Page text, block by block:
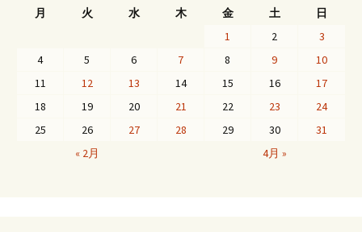
月
火 水 木 金 土 日
« 2月 4月 »
1 2
3
4
5 6 7 8 9
10
11
12 13 14 15 16
17
18
19 20 21 22 23
24
25
26 27 28 29 30 31